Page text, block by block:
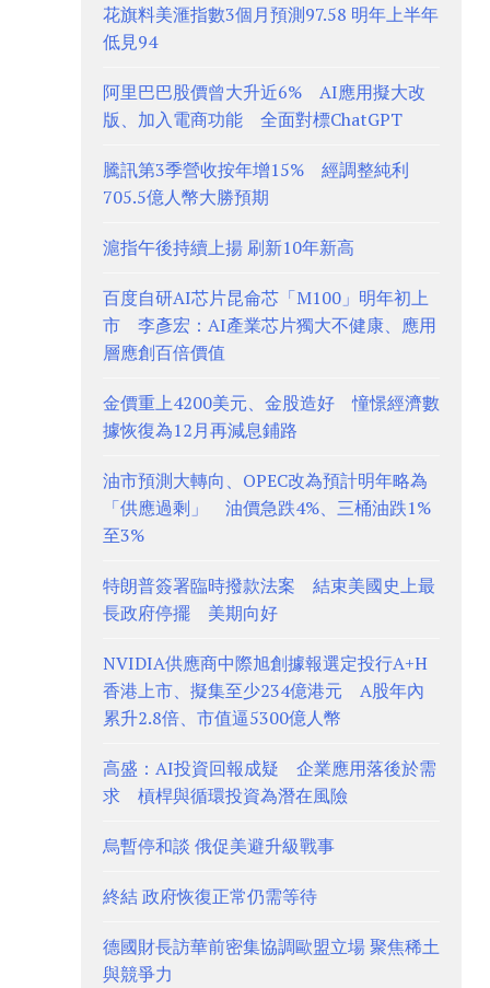
花旗料美滙指數3個月預測97.58 明年上半年
低見94
阿里巴巴股價曾大升近6% AI應用擬大改
版、加入電商功能 全面對標ChatGPT
騰訊第3季營收按年增15% 經調整純利
705.5億人幣大勝預期
滬指午後持續上揚 刷新10年新高
百度自研AI芯片昆侖芯「M100」明年初上
市 李彥宏：AI產業芯片獨大不健康、應用
層應創百倍價值
金價重上4200美元、金股造好 憧憬經濟數
據恢復為12月再減息鋪路
油市預測大轉向、OPEC改為預計明年略為
「供應過剩」 油價急跌4%、三桶油跌1%
至3%
特朗普簽署臨時撥款法案 結束美國史上最
長政府停擺 美期向好
NVIDIA供應商中際旭創據報選定投行A+H
香港上市、擬集至少234億港元 A股年內
累升2.8倍、市值逼5300億人幣
高盛：AI投資回報成疑 企業應用落後於需
求 槓桿與循環投資為潛在風險
烏暫停和談 俄促美避升級戰事
終結 政府恢復正常仍需等待
德國財長訪華前密集協調歐盟立場 聚焦稀土
與競爭力